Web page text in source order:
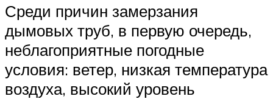
Среди причин замерзания
дымовых труб, в первую очередь,
неблагоприятные погодные
условия: ветер, низкая температура
воздуха, высокий уровень